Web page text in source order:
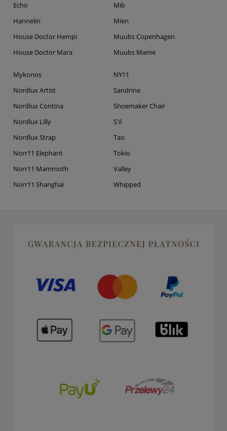
Echo
Hannelin
House Doctor Hempi
House Doctor Mara
Mib
Mien
Muubs Copenhagen
Muubs Mame
Mykonos
Nordlux Artist
Nordlux Contina
Nordlux Lilly
Nordlux Strap
Norr11 Elephant
Norr11 Mammoth
Norr11 Shanghai
NY11
Sandrine
Shoemaker Chair
S'il
Tao
Tokio
Valley
Whipped